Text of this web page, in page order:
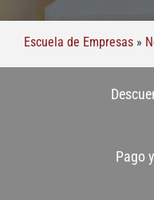
Escuela de Empresas »
Pago